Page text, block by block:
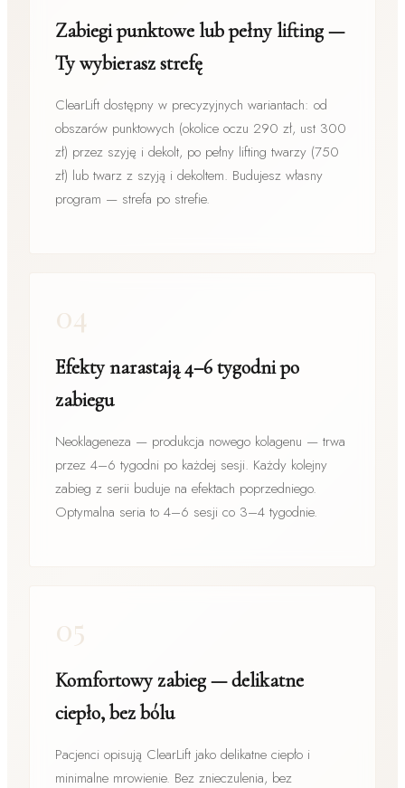
Zabiegi punktowe lub pełny lifting —
Ty wybierasz strefę
ClearLift dostępny w precyzyjnych wariantach: od
obszarów punktowych (okolice oczu 290 zł, ust 300
zł) przez szyję i dekolt, po pełny lifting twarzy (750
zł) lub twarz z szyją i dekoltem. Budujesz własny
program — strefa po strefie.
04
Efekty narastają 4–6 tygodni po
zabiegu
Neoklageneza — produkcja nowego kolagenu — trwa
przez 4–6 tygodni po każdej sesji. Każdy kolejny
zabieg z serii buduje na efektach poprzedniego.
Optymalna seria to 4–6 sesji co 3–4 tygodnie.
05
Komfortowy zabieg — delikatne
ciepło, bez bólu
Pacjenci opisują ClearLift jako delikatne ciepło i
minimalne mrowienie. Bez znieczulenia, bez